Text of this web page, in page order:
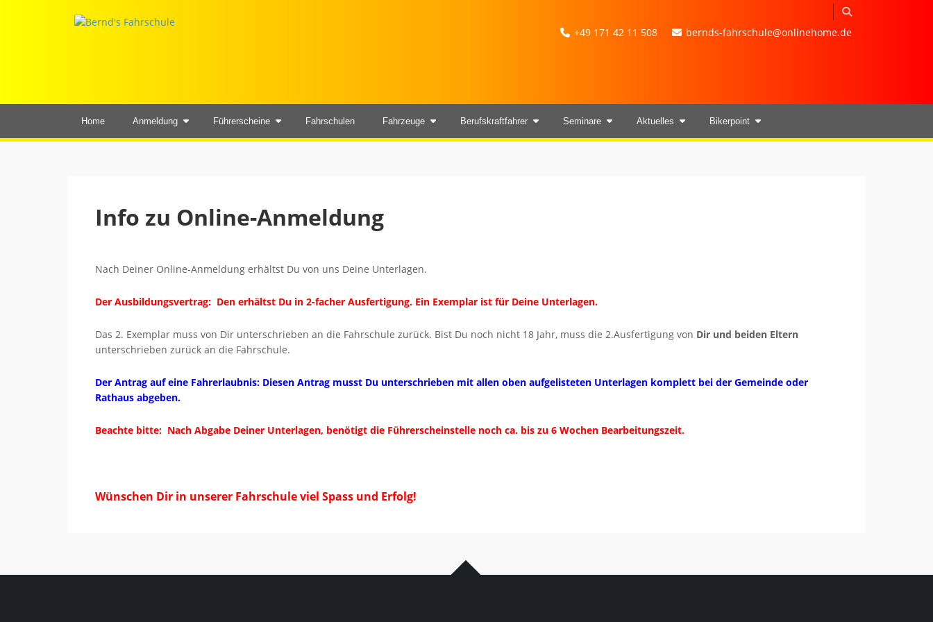
+49 171 42 11 508 bernds-fahrschule@onlinehome.de
Home Anmeldung Führerscheine Fahrschulen Fahrzeuge Berufskraftfahrer Seminare Aktuelles Bikerpoint
Info zu Online-Anmeldung
Nach Deiner Online-Anmeldung erhältst Du von uns Deine Unterlagen.
Der Ausbildungsvertrag: Den erhältst Du in 2-facher Ausfertigung. Ein Exemplar ist für Deine Unterlagen.
Das 2. Exemplar muss von Dir unterschrieben an die Fahrschule zurück. Bist Du noch nicht 18 Jahr, muss die 2.Ausfertigung von Dir und beiden Eltern
unterschrieben zurück an die Fahrschule.
Der Antrag auf eine Fahrerlaubnis: Diesen Antrag musst Du unterschrieben mit allen oben aufgelisteten Unterlagen komplett bei der Gemeinde oder
Rathaus abgeben.
Beachte bitte: Nach Abgabe Deiner Unterlagen, benötigt die Führerscheinstelle noch ca. bis zu 6 Wochen Bearbeitungszeit.
Wünschen Dir in unserer Fahrschule viel Spass und Erfolg!